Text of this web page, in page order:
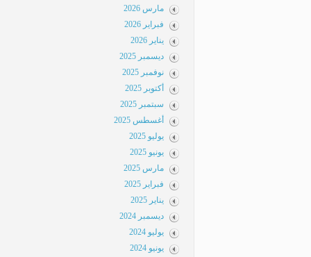
مارس 2026
فبراير 2026
يناير 2026
ديسمبر 2025
نوفمبر 2025
أكتوبر 2025
سبتمبر 2025
أغسطس 2025
يوليو 2025
يونيو 2025
مارس 2025
فبراير 2025
يناير 2025
ديسمبر 2024
يوليو 2024
يونيو 2024